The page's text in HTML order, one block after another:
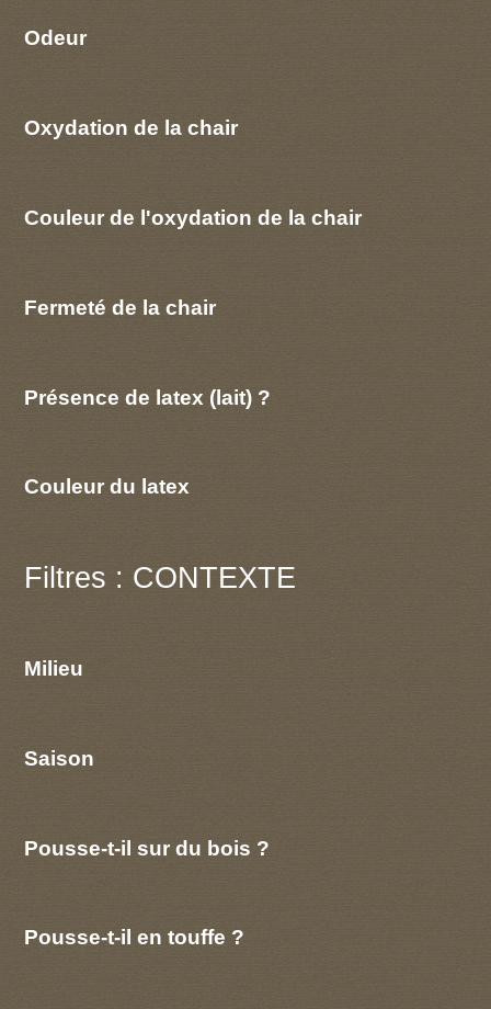
Odeur
Oxydation de la chair
Couleur de l'oxydation de la chair
Fermeté de la chair
Présence de latex (lait) ?
Couleur du latex
Filtres : CONTEXTE
Milieu
Saison
Pousse-t-il sur du bois ?
Pousse-t-il en touffe ?